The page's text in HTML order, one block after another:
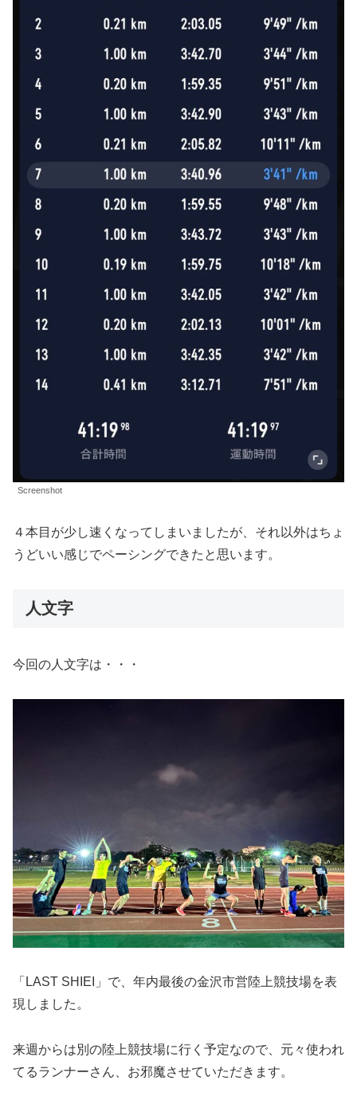
Screenshot
４本目が少し速くなってしまいましたが、それ以外はちょ
うどいい感じでペーシングできたと思います。
人文字
今回の人文字は・・・
「LAST SHIEI」で、年内最後の金沢市営陸上競技場を表
現しました。
来週からは別の陸上競技場に行く予定なので、元々使われ
てるランナーさん、お邪魔させていただきます。